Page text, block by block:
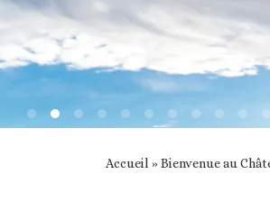
Accueil »Bienvenue au